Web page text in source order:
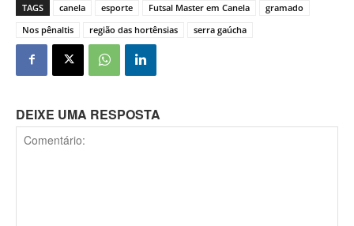
TAGS canela esporte Futsal Master em Canela
gramado
Nos pênaltis
região das hortênsias serra gaúcha
DEIXE UMA RESPOSTA